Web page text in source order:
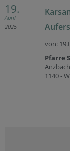
19.
April
2025
von:
Pfarre
1140 -